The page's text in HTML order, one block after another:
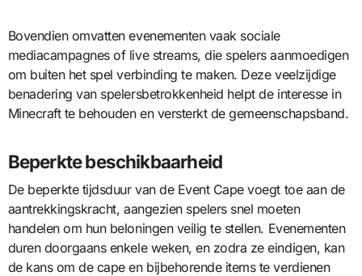
Bovendien omvatten evenementen vaak sociale
mediacampagnes of live streams, die spelers aanmoedigen
om buiten het spel verbinding te maken. Deze veelzijdige
benadering van spelersbetrokkenheid helpt de interesse in
Minecraft te behouden en versterkt de gemeenschapsband.
Beperkte beschikbaarheid
De beperkte tijdsduur van de Event Cape voegt toe aan de
aantrekkingskracht, aangezien spelers snel moeten
handelen om hun beloningen veilig te stellen. Evenementen
duren doorgaans enkele weken, en zodra ze eindigen, kan
de kans om de cape en bijbehorende items te verdienen